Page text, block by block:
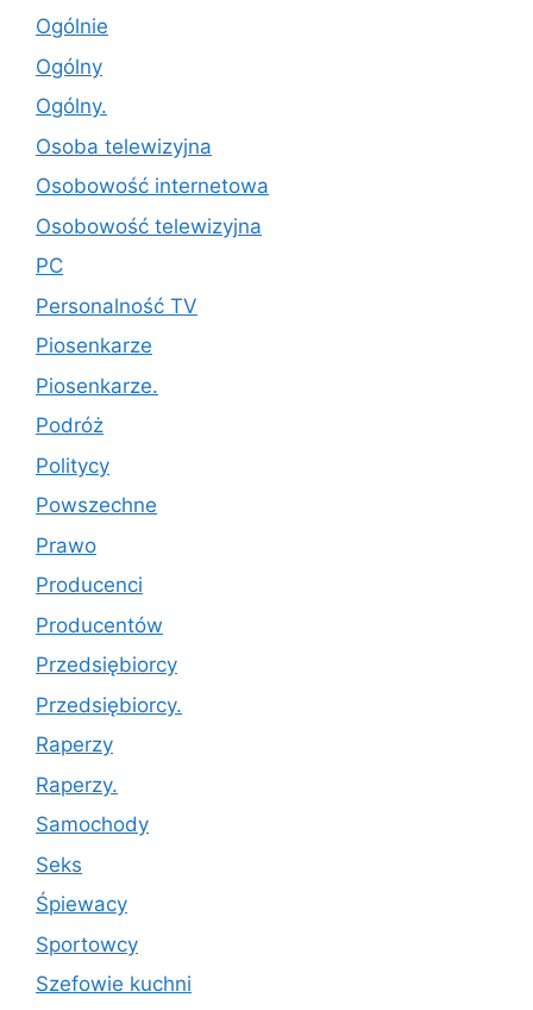
Ogólnie
Ogólny
Ogólny.
Osoba telewizyjna
Osobowość internetowa
Osobowość telewizyjna
PC
Personalność TV
Piosenkarze
Piosenkarze.
Podróż
Politycy
Powszechne
Prawo
Producenci
Producentów
Przedsiębiorcy
Przedsiębiorcy.
Raperzy
Raperzy.
Samochody
Seks
Śpiewacy
Sportowcy
Szefowie kuchni